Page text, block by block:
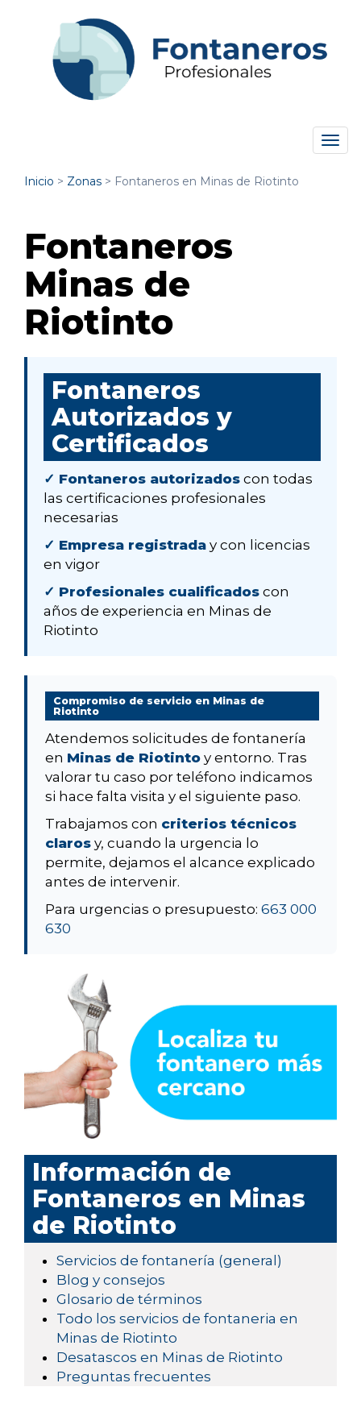
Inicio > Zonas > Fontaneros en Minas de Riotinto
Fontaneros
Minas de
Riotinto
Fontaneros
Autorizados y
Certificados
✓ Fontaneros autorizados con todas
las certificaciones profesionales
necesarias
✓ Empresa registrada y con licencias
en vigor
✓ Profesionales cualificados con
años de experiencia en Minas de
Riotinto
Compromiso de servicio en Minas de
Riotinto
Atendemos solicitudes de fontanería
en Minas de Riotinto y entorno. Tras
valorar tu caso por teléfono indicamos
si hace falta visita y el siguiente paso.
Trabajamos con criterios técnicos
claros y, cuando la urgencia lo
permite, dejamos el alcance explicado
antes de intervenir.
Para urgencias o presupuesto: 663 000
630
Información de
Fontaneros en Minas
de Riotinto
Servicios de fontanería (general)
Blog y consejos
Glosario de términos
Todo los servicios de fontaneria en
Minas de Riotinto
Desatascos en Minas de Riotinto
Preguntas frecuentes